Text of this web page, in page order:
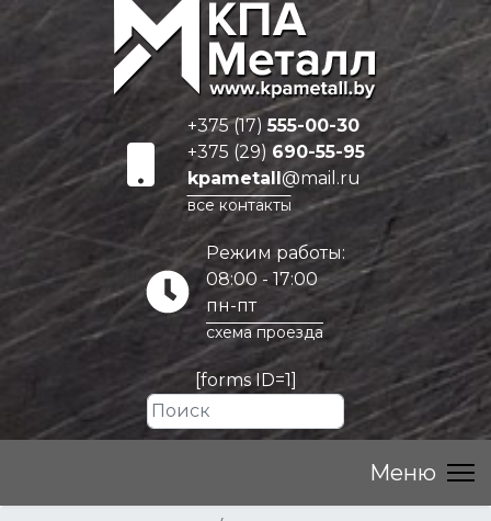
+375 (17)555-00-30
+375 (29) 690-55-95
kpametall@mail.ru
все контакты
Режим работы:
08:00 - 17:00
пн-пт
схема проезда
[forms ID=1]